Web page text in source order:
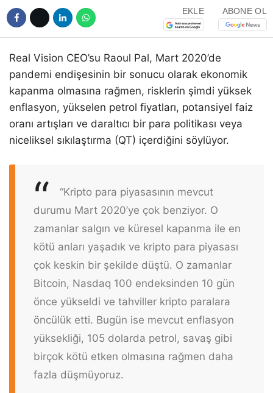
EKLE ABONE OL
Real Vision CEO’su Raoul Pal, Mart 2020’de
pandemi endişesinin bir sonucu olarak ekonomik
kapanma olmasına rağmen, risklerin şimdi yüksek
enflasyon, yükselen petrol fiyatları, potansiyel faiz
oranı artışları ve daraltıcı bir para politikası veya
niceliksel sıkılaştırma (QT) içerdiğini söylüyor.
“Kripto para piyasasının mevcut
durumu Mart 2020’ye çok benziyor. O
zamanlar salgın ve küresel kapanma ile en
kötü anları yaşadık ve kripto para piyasası
çok keskin bir şekilde düştü. O zamanlar
Bitcoin, Nasdaq 100 endeksinden 10 gün
önce yükseldi ve tahviller kripto paralara
öncülük etti. Bugün ise mevcut enflasyon
yüksekliği, 105 dolarda petrol, savaş gibi
birçok kötü etken olmasına rağmen daha
fazla düşmüyoruz.